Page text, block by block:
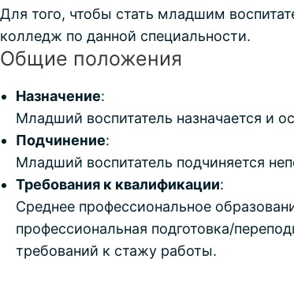
Для того, чтобы стать младшим
колледж по данной специальности.
Общие положения
Назначение:
Младший воспитатель назначается и
Подчинение:
Младший воспитатель подчиняется
Требования к квалификации:
Среднее профессиональное
профессиональная подготовка/
требований к стажу работы.